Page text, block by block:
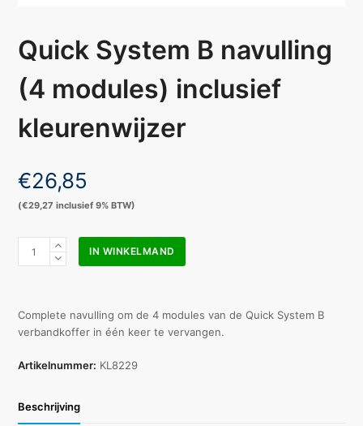
Quick System B navulling
(4 modules) inclusief
kleurenwijzer
€26,85
(€29,27 inclusief 9% BTW)
(4
modules)
kleurenwijzer
IN WINKELMAND
Complete navulling om de 4 modules van de Quick System B
verbandkoffer in één keer te vervangen.
Artikelnummer: KL8229
Beschrijving